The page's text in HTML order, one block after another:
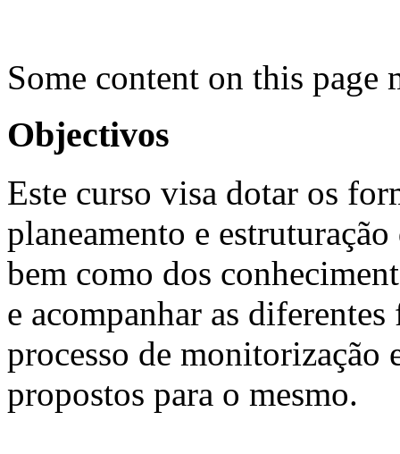
Some content on this page
Objectivos
Este curso visa dotar os
planeamento e
bem como dos
e acompanhar as
processo de monitorização
propostos para o mesmo.